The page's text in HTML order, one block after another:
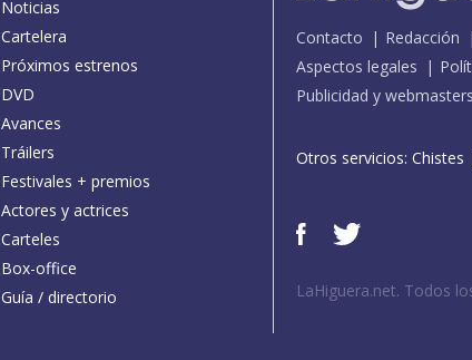
Noticias
Cartelera
Próximos estrenos
DVD
Avances
Tráilers
Festivales + premios
Actores y actrices
Carteles
Box-office
Guía / directorio
Contacto Redacción
Aspectos legales
Publicidad y webmasters
Otros servicios: Chistes
LaHiguera.net. Todos